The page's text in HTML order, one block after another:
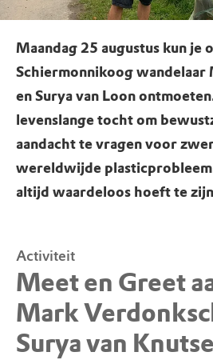
Maandag 25 augustus kun je
Schiermonnikoog wandelaar
en Surya van Loon
levenslange tocht om
aandacht te vragen voor
wereldwijde
altijd waardeloos hoeft te
Activiteit
Meet en Greet
Mark
Surya van